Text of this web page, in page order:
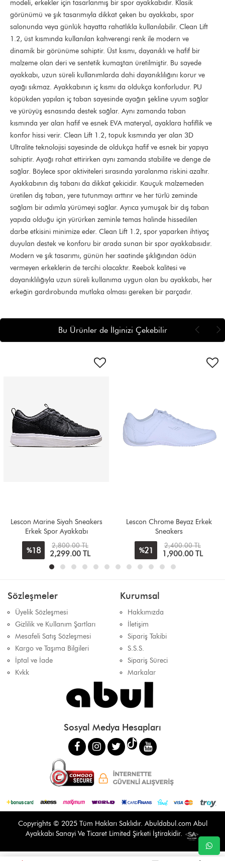
modeli, erkekler için tasarlanmış bir spor ayakkabıdır. Klasik
görünümü ve şık tasarımıyla dikkat çeken bu ayakkabı, spor
salonunda veya günlük hayatta rahatlıkla kullanılabilir. Clean Lift
1.2, üst kısmında kullanılan kahverengi renk ile modern ve
dinamik bir görünüme sahiptir. Üst kısmı, dayanıklı ve hafif bir
malzeme olan deri ve sentetik kumaştan üretilmiştir. Bu sayede
ayakkabı, uzun süreli kullanımlarda dahi dayanıklılığını korur ve
ayağı sıkmaz. Ayakkabının iç kısmı da oldukça konforludur. PU
köpükden yapılan iç taban sayesinde ayağın şekline uyum sağlar
ve yürüyüş esnasında destek sağlar. Aynı zamanda taban
kısmında yer alan hafif ve esnek EVA materyal, ayaklara hafiflik ve
konfor hissi verir. Clean Lift 1.2, topuk kısmında yer alan 3D
Ultralite teknolojisi sayesinde de oldukça hafif ve esnek bir yapıya
sahiptir. Ayağı rahat ettirirken aynı zamanda stabilite ve denge de
sağlar. Böylece spor aktiviteleri sırasında yaralanma riskini azaltır.
Ayakkabının dış tabanı da dikkat çekicidir. Kauçuk malzemeden
üretilen dış taban, yere tutunmayı arttırır ve her türlü zeminde
sağlam bir adımla yürümeyi sağlar. Ayrıca yumuşak bir dış taban
yapıda olduğu için yürürken zeminle temas halinde hissedilen
darbe etkisini minimize eder. Clean Lift 1.2, spor yaparken ihtiyaç
duyulan destek ve konforu bir arada sunan bir spor ayakkabısıdır.
Modern ve şık tasarımı, günün her saatinde şıklığından ödün
vermeyen erkeklerin de tercihi olacaktır. Reebok kalitesi ve
dayanıklılığıyla uzun süreli kullanıma uygun olan bu ayakkabı, her
erkeğin gardırobunda mutlaka olması gereken bir parçadır.
Bu Ürünler de İlginizi Çekebilir
Lescon Marine Siyah Sneakers
Erkek Spor Ayakkabı
%18
2,800.00 TL
2,299.00 TL
Lescon Chrome Beyaz Erkek
Sneakers
%21
2,400.00 TL
1,900.00 TL
Sözleşmeler
Üyelik Sözleşmesi
Gizlilik ve Kullanım Şartları
Mesafeli Satış Sözleşmesi
Kargo ve Taşıma Bilgileri
İptal ve İade
Kvkk
Kurumsal
Hakkımızda
İletişim
Sipariş Takibi
S.S.S.
Sipariş Süreci
Markalar
Sosyal Medya Hesapları
Copyrights © 2025 Tüm Hakları Saklıdır. Abuldabul.com Abul
Ayakkabı Sanayi Ve Ticaret Limited Şirketi İştirakidir.